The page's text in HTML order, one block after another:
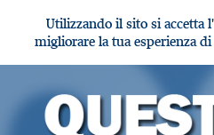
Utilizzando il sito si accetta
migliorare la tua esperienza